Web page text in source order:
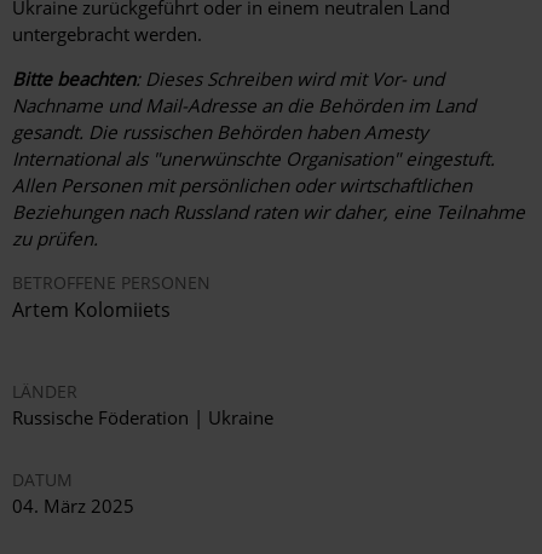
Ukraine zurückgeführt oder in einem neutralen Land
untergebracht werden.
Bitte beachten: Dieses Schreiben wird mit Vor- und
Nachname und Mail-Adresse an die Behörden im Land
gesandt. Die russischen Behörden haben Amesty
International als "unerwünschte Organisation" eingestuft.
Allen Personen mit persönlichen oder wirtschaftlichen
Beziehungen nach Russland raten wir daher, eine Teilnahme
zu prüfen.
BETROFFENE PERSONEN
Artem Kolomiiets
LÄNDER
Russische Föderation | Ukraine
DATUM
04. März 2025